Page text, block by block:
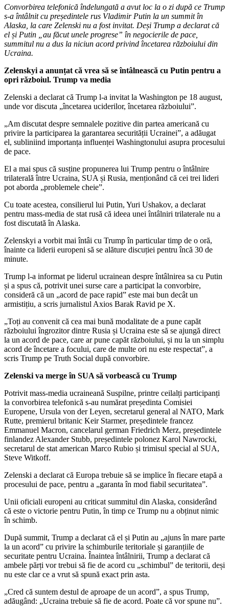
Convorbirea telefonică îndelungată a avut loc la o zi după ce Trump
s-a întâlnit cu președintele rus Vladimir Putin la un summit în
Alaska, la care Zelenski nu a fost invitat. Deși Trump a declarat că
el și Putin „au făcut unele progrese” în negocierile de pace,
summitul nu a dus la niciun acord privind încetarea războiului din
Ucraina.
Zelenskyi a anunțat că vrea să se întâlnească cu Putin pentru a
opri războiul. Trump va media
Zelenski a declarat că Trump l-a invitat la Washington pe 18 august,
unde vor discuta „încetarea uciderilor, încetarea războiului”.
„Am discutat despre semnalele pozitive din partea americană cu
privire la participarea la garantarea securității Ucrainei”, a adăugat
el, subliniind importanța influenței Washingtonului asupra procesului
de pace.
El a mai spus că susține propunerea lui Trump pentru o întâlnire
trilaterală între Ucraina, SUA și Rusia, menționând că cei trei lideri
pot aborda „problemele cheie”.
Cu toate acestea, consilierul lui Putin, Yuri Ushakov, a declarat
pentru mass-media de stat rusă că ideea unei întâlniri trilaterale nu a
fost discutată în Alaska.
Zelenskyi a vorbit mai întâi cu Trump în particular timp de o oră,
înainte ca liderii europeni să se alăture discuției pentru încă 30 de
minute.
Trump l-a informat pe liderul ucrainean despre întâlnirea sa cu Putin
și a spus că, potrivit unei surse care a participat la convorbire,
consideră că un „acord de pace rapid” este mai bun decât un
armistițiu, a scris jurnalistul Axios Barak Ravid pe X.
„Toți au convenit că cea mai bună modalitate de a pune capăt
războiului îngrozitor dintre Rusia și Ucraina este să se ajungă direct
la un acord de pace, care ar pune capăt războiului, și nu la un simplu
acord de încetare a focului, care de multe ori nu este respectat”, a
scris Trump pe Truth Social după convorbire.
Zelenski va merge în SUA să vorbească cu Trump
Potrivit mass-media ucraineană Suspilne, printre ceilalți participanți
la convorbirea telefonică s-au numărat președinta Comisiei
Europene, Ursula von der Leyen, secretarul general al NATO, Mark
Rutte, premierul britanic Keir Starmer, președintele francez
Emmanuel Macron, cancelarul german Friedrich Merz, președintele
finlandez Alexander Stubb, președintele polonez Karol Nawrocki,
secretarul de stat american Marco Rubio și trimisul special al SUA,
Steve Witkoff.
Zelenski a declarat că Europa trebuie să se implice în fiecare etapă a
procesului de pace, pentru a „garanta în mod fiabil securitatea”.
Unii oficiali europeni au criticat summitul din Alaska, considerând
că este o victorie pentru Putin, în timp ce Trump nu a obținut nimic
în schimb.
După summit, Trump a declarat că el și Putin au „ajuns în mare parte
la un acord” cu privire la schimburile teritoriale și garanțiile de
securitate pentru Ucraina. Înaintea întâlnirii, Trump a declarat că
ambele părți vor trebui să fie de acord cu „schimbul” de teritorii, deși
nu este clar ce a vrut să spună exact prin asta.
„Cred că suntem destul de aproape de un acord”, a spus Trump,
adăugând: „Ucraina trebuie să fie de acord. Poate că vor spune nu”.